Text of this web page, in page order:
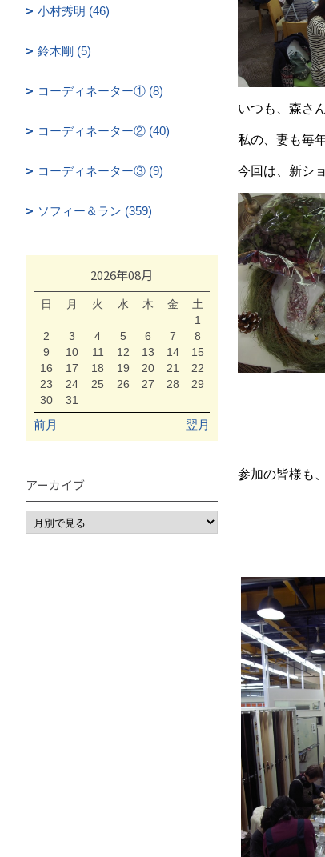
いつも、森さ
私の、妻も毎
今回は、新シ
参加の皆様も
小村秀明 (46)
鈴木剛 (5)
コーディネーター① (8)
コーディネーター② (40)
コーディネーター③ (9)
ソフィー＆ラン (359)
2026年08月
日 月 火 水 木 金
土
1
2
3 4 5 6 7
8
9
10 11 12 13 14
15
16
17 18 19 20 21
22
23
24 25 26 27 28
29
30
31
前月 翌月
アーカイブ